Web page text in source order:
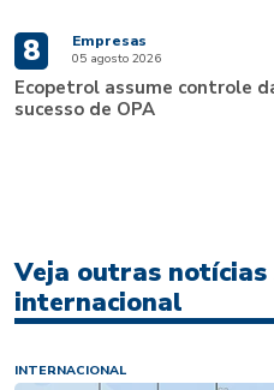
8 Empresas
05 agosto 2026
Ecopetrol assume controle
sucesso de OPA
Veja outras notícias
internacional
INTERNACIONAL